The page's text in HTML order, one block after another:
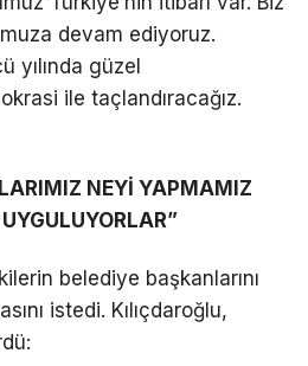
devam ediyoruz.
yılında güzel
ile taçlandıracağız.
NEYİ YAPMAMIZ
belediye başkanlarını
istedi. Kılıçdaroğlu,